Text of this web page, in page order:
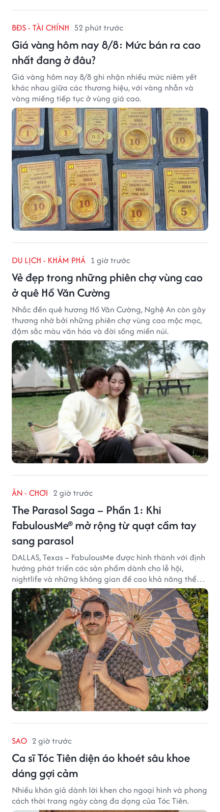
BĐS - TÀI CHÍNH 52 phút trước
Giá vàng hôm nay 8/8: Mức bán ra cao
nhất đang ở đâu?
Giá vàng hôm nay 8/8 ghi nhận nhiều mức niêm yết
khác nhau giữa các thương hiệu, với vàng nhẫn và
vàng miếng tiếp tục ở vùng giá cao.
DU LỊCH - KHÁM PHÁ 1 giờ trước
Vẻ đẹp trong những phiên chợ vùng cao
ở quê Hồ Văn Cường
Nhắc đến quê hương Hồ Văn Cường, Nghệ An còn gây
thương nhớ bởi những phiên chợ vùng cao mộc mạc,
đậm sắc màu văn hóa và đời sống miền núi.
ĂN - CHƠI 2 giờ trước
The Parasol Saga – Phần 1: Khi
FabulousMe® mở rộng từ quạt cầm tay
sang parasol
DALLAS, Texas – FabulousMe được hình thành với định
hướng phát triển các sản phẩm dành cho lễ hội,
nightlife và những không gian đề cao khả năng thể
hiện bản thân. Trong quá trình xây dựng thương hiệu,
quạt cầm tay trở thành dòng sản phẩm tạo được
thành công ban đầu, giúp FabulousMe từng bước mở
rộng mức độ hiện diện trên thị trường.
SAO 2 giờ trước
Ca sĩ Tóc Tiên diện áo khoét sâu khoe
dáng gợi cảm
Nhiều khán giả dành lời khen cho ngoại hình và phong
cách thời trang ngày càng đa dạng của Tóc Tiên.